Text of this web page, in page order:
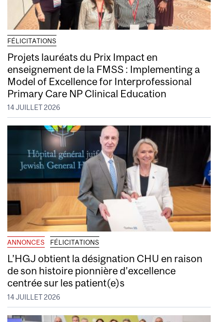
FÉLICITATIONS
Projets lauréats du Prix Impact en
enseignement de la FMSS : Implementing a
Model of Excellence for Interprofessional
Primary Care NP Clinical Education
14 JUILLET 2026
ANNONCES FÉLICITATIONS
L’HGJ obtient la désignation CHU en raison
de son histoire pionnière d’excellence
centrée sur les patient(e)s
14 JUILLET 2026